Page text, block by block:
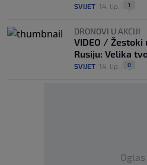
SVIJET 14. lip. 1
DRONOVI U AKCIJI
VIDEO / Žestoki
Rusiju: Velika
SVIJET 14. lip. 0
Oglas